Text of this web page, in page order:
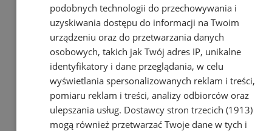
podobnych technologii do przechowywania i
uzyskiwania dostępu do informacji na Twoim
urządzeniu oraz do przetwarzania danych
osobowych, takich jak Twój adres IP, unikalne
identyfikatory i dane przeglądania, w celu
wyświetlania spersonalizowanych reklam i treści,
pomiaru reklam i treści, analizy odbiorców oraz
ulepszania usług. Dostawcy stron trzecich (1913)
mogą również przetwarzać Twoje dane w tych i